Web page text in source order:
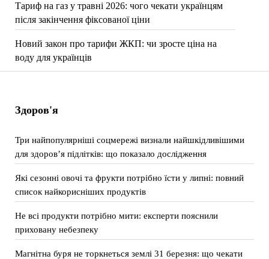
Тариф на газ у травні 2026: чого чекати українцям
після закінчення фіксованої ціни
Новий закон про тарифи ЖКП: чи зросте ціна на
воду для українців
Здоров'я
Три найпопулярніші соцмережі визнали найшкідливішими
для здоров’я підлітків: що показало дослідження
Які сезонні овочі та фрукти потрібно їсти у липні: повний
список найкорисніших продуктів
Не всі продукти потрібно мити: експерти пояснили
приховану небезпеку
Магнітна буря не торкнеться землі 31 березня: що чекати